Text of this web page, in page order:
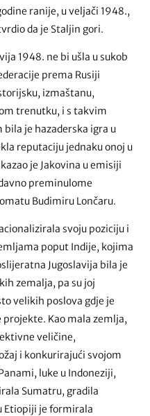
ranije, u veljači 1948.,
da je Staljin gori.
1948. ne bi ušla u sukob
prema Rusiji
izmaštanu,
trenutku, i s takvim
bila je hazaderska igra u
reputaciju jednaku onoj u
je Jakovina u emisiji
preminulome
Budimiru Lončaru.
svoju poziciju i
poput Indije, kojima
Jugoslavija bila je
zemalja, pa su joj
velikih poslova gdje je
Kao mala zemlja,
veličine,
i konkurirajući svojom
luke u Indoneziji,
Sumatru, gradila
Etiopiji je formirala